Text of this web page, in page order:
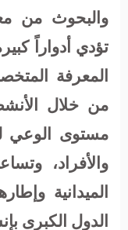
والبحوث من
تؤدي أدواراً
المعرفة
من خلال
مستوى الوعي
والأفراد،
الميدانية
الدول الكبرى